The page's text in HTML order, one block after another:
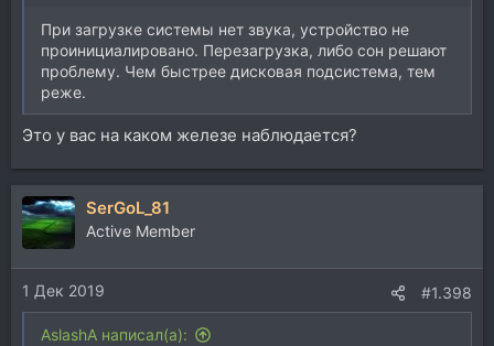
При загрузке системы нет звука, устройство не
проинициалировано. Перезагрузка, либо сон решают
проблему. Чем быстрее дисковая подсистема, тем
реже.
Это у вас на каком железе наблюдается?
SerGoL_81
Active Member
1 Дек 2019 #1.398
AslashA написал(а):